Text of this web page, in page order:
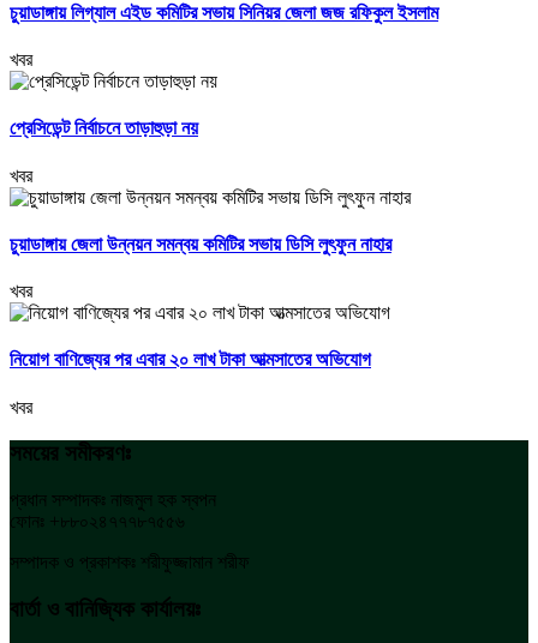
চুয়াডাঙ্গায় লিগ্যাল এইড কমিটির সভায় সিনিয়র জেলা জজ রফিকুল ইসলাম
খবর
প্রেসিডেন্ট নির্বাচনে তাড়াহুড়া নয়
খবর
চুয়াডাঙ্গায় জেলা উন্নয়ন সমন্বয় কমিটির সভায় ডিসি লুৎফুন নাহার
খবর
নিয়োগ বাণিজ্যের পর এবার ২০ লাখ টাকা আত্মসাতের অভিযোগ
খবর
সময়ের সমীকরণঃ
প্রধান সম্পাদকঃ নাজমুল হক স্বপন
ফোনঃ +৮৮০২৪৭৭৭৮৭৫৫৬
সম্পাদক ও প্রকাশকঃ শরীফুজ্জামান শরীফ
বার্তা ও বানিজ্যিক কার্যালয়ঃ